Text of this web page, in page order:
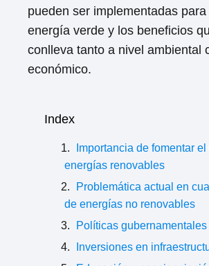
pueden ser implementadas
energía verde y los beneficios
conlleva tanto a nivel ambiental
económico.
Index
Importancia de fomentar
energías renovables
Problemática actual en
de energías no renovables
Políticas gubernamentales
Inversiones en